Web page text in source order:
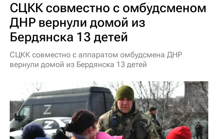
СЦКК совместно с омбудсменом
ДНР вернули домой из
Бердянска 13 детей
СЦКК совместно с аппаратом омбудсмена ДНР
вернули домой из Бердянска 13 детей